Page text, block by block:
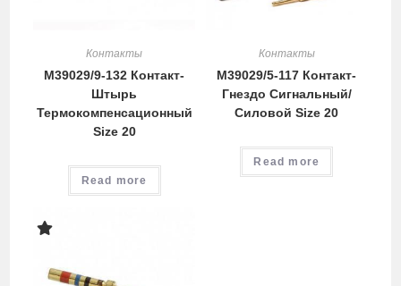
Контакты
M39029/9-132 Контакт-
Штырь
Термокомпенсационный
Size 20
Read more
Контакты
M39029/5-117 Контакт-
Гнездо Сигнальный/
Силовой Size 20
Read more